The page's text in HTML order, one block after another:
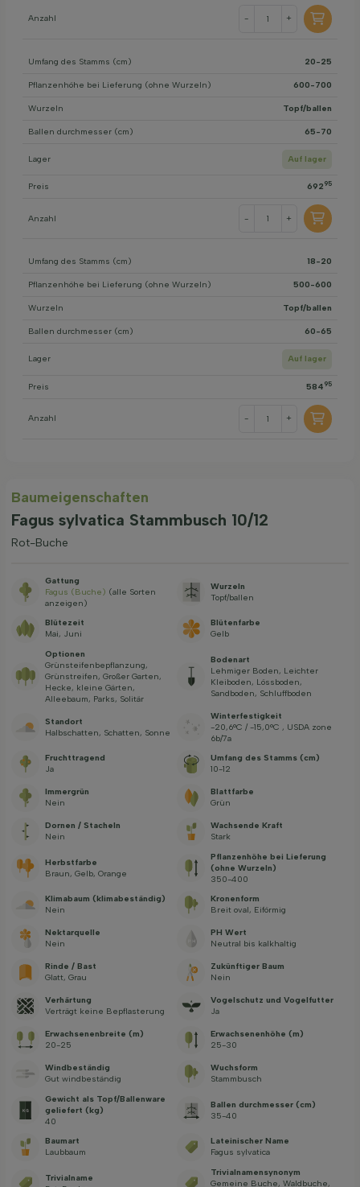
Anzahl - +
Umfang des Stamms (cm) 20-25
Pflanzenhöhe bei Lieferung (ohne Wurzeln) 600-700
Wurzeln Topf/ballen
Ballen durchmesser (cm) 65-70
Lager Auf lager
Preis 692 95
Anzahl - +
Umfang des Stamms (cm) 18-20
Pflanzenhöhe bei Lieferung (ohne Wurzeln) 500-600
Wurzeln Topf/ballen
Ballen durchmesser (cm) 60-65
Lager Auf lager
Preis 584 95
Anzahl - +
Baum­eigen­schaften
Fagus sylvatica Stammbusch 10/12
Rot-Buche
Gattung
Fagus (Buche) (alle Sorten
anzeigen)
Wurzeln
Topf/ballen
Blütezeit
Mai, Juni
Blütenfarbe
Gelb
Optionen
Grünsteifenbepflanzung,
Grünstreifen, Großer Garten,
Hecke, kleine Gärten,
Alleebaum, Parks, Solitär
Bodenart
Lehmiger Boden, Leichter
Kleiboden, Lössboden,
Sandboden, Schluffboden
Standort
Halbschatten, Schatten, Sonne
Winterfestigkeit
-20,6°C / -15,0°C , USDA zone
6b/7a
Fruchttragend
Ja
Umfang des Stamms (cm)
10-12
Immergrün
Nein
Blattfarbe
Grün
Dornen / Stacheln
Nein
Wachsende Kraft
Stark
Herbstfarbe
Braun, Gelb, Orange
Pflanzenhöhe bei Lieferung
(ohne Wurzeln)
350-400
Klimabaum (klimabeständig)
Nein
Kronenform
Breit oval, Eiförmig
Nektarquelle
Nein
PH Wert
Neutral bis kalkhaltig
Rinde / Bast
Glatt, Grau
Zukünftiger Baum
Nein
Verhärtung
Verträgt keine Bepflasterung
Vogelschutz und Vogelfutter
Ja
Erwachsenenbreite (m)
20-25
Erwachsenenhöhe (m)
25-30
Windbeständig
Gut windbeständig
Wuchsform
Stammbusch
Gewicht als Topf/Ballenware
geliefert (kg)
40
Ballen durchmesser (cm)
35-40
Baumart
Laubbaum
Lateinischer Name
Fagus sylvatica
Trivialname
Trivialnamensynonym
Gemeine Buche, Waldbuche,